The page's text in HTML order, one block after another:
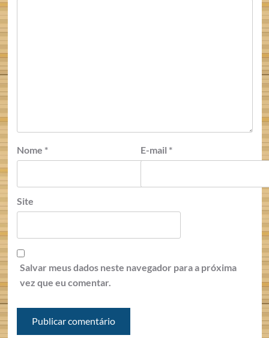
Nome * E-mail *
Site
Salvar meus dados neste navegador para a próxima
vez que eu comentar.